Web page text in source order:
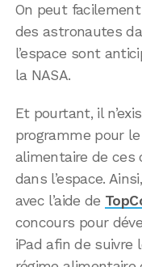
On peut
des astronautes
l’espace sont
la NASA.
Et pourtant, il
programme pour
alimentaire de ces
dans l’espace.
avec l’aide de
concours pour
iPad afin de suivre